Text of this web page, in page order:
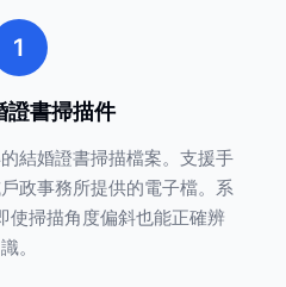
1
證書掃描件
結婚證書掃描檔案。支援手
政事務所提供的電子檔。系
使掃描角度偏斜也能正確辨
識。